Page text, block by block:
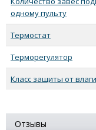
одному пульту
Термостат
Терморегулятор
Класс защиты от влаги
Отзывы